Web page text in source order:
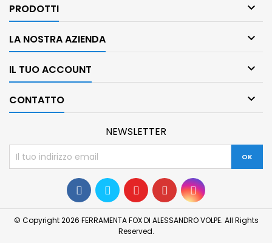
PRODOTTI 
LA NOSTRA AZIENDA 
IL TUO ACCOUNT 
CONTATTO 
NEWSLETTER
© Copyright 2026 FERRAMENTA FOX DI ALESSANDRO VOLPE. All Rights
Reserved.
aiutarci a migliorare il sito ed erogare servizi di
qualità. La direttiva UE ci impone di farlo notare, ecco